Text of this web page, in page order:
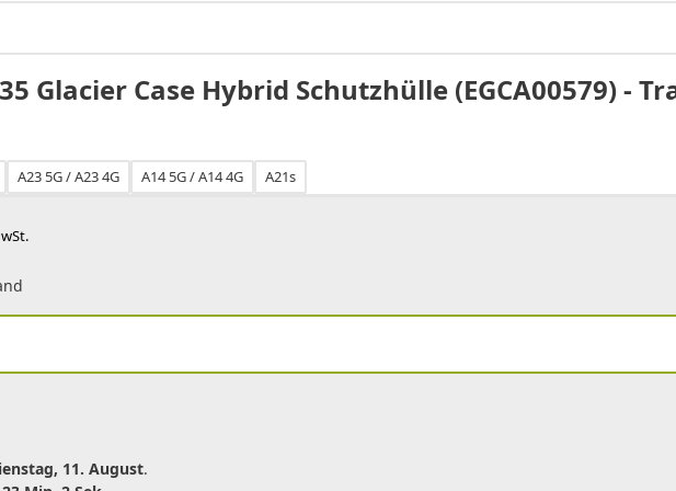
Glacier Case Hybrid Schutzhülle (EGCA00579) -
A23 5G / A23 4G A14 5G / A14 4G A21s
11. August.